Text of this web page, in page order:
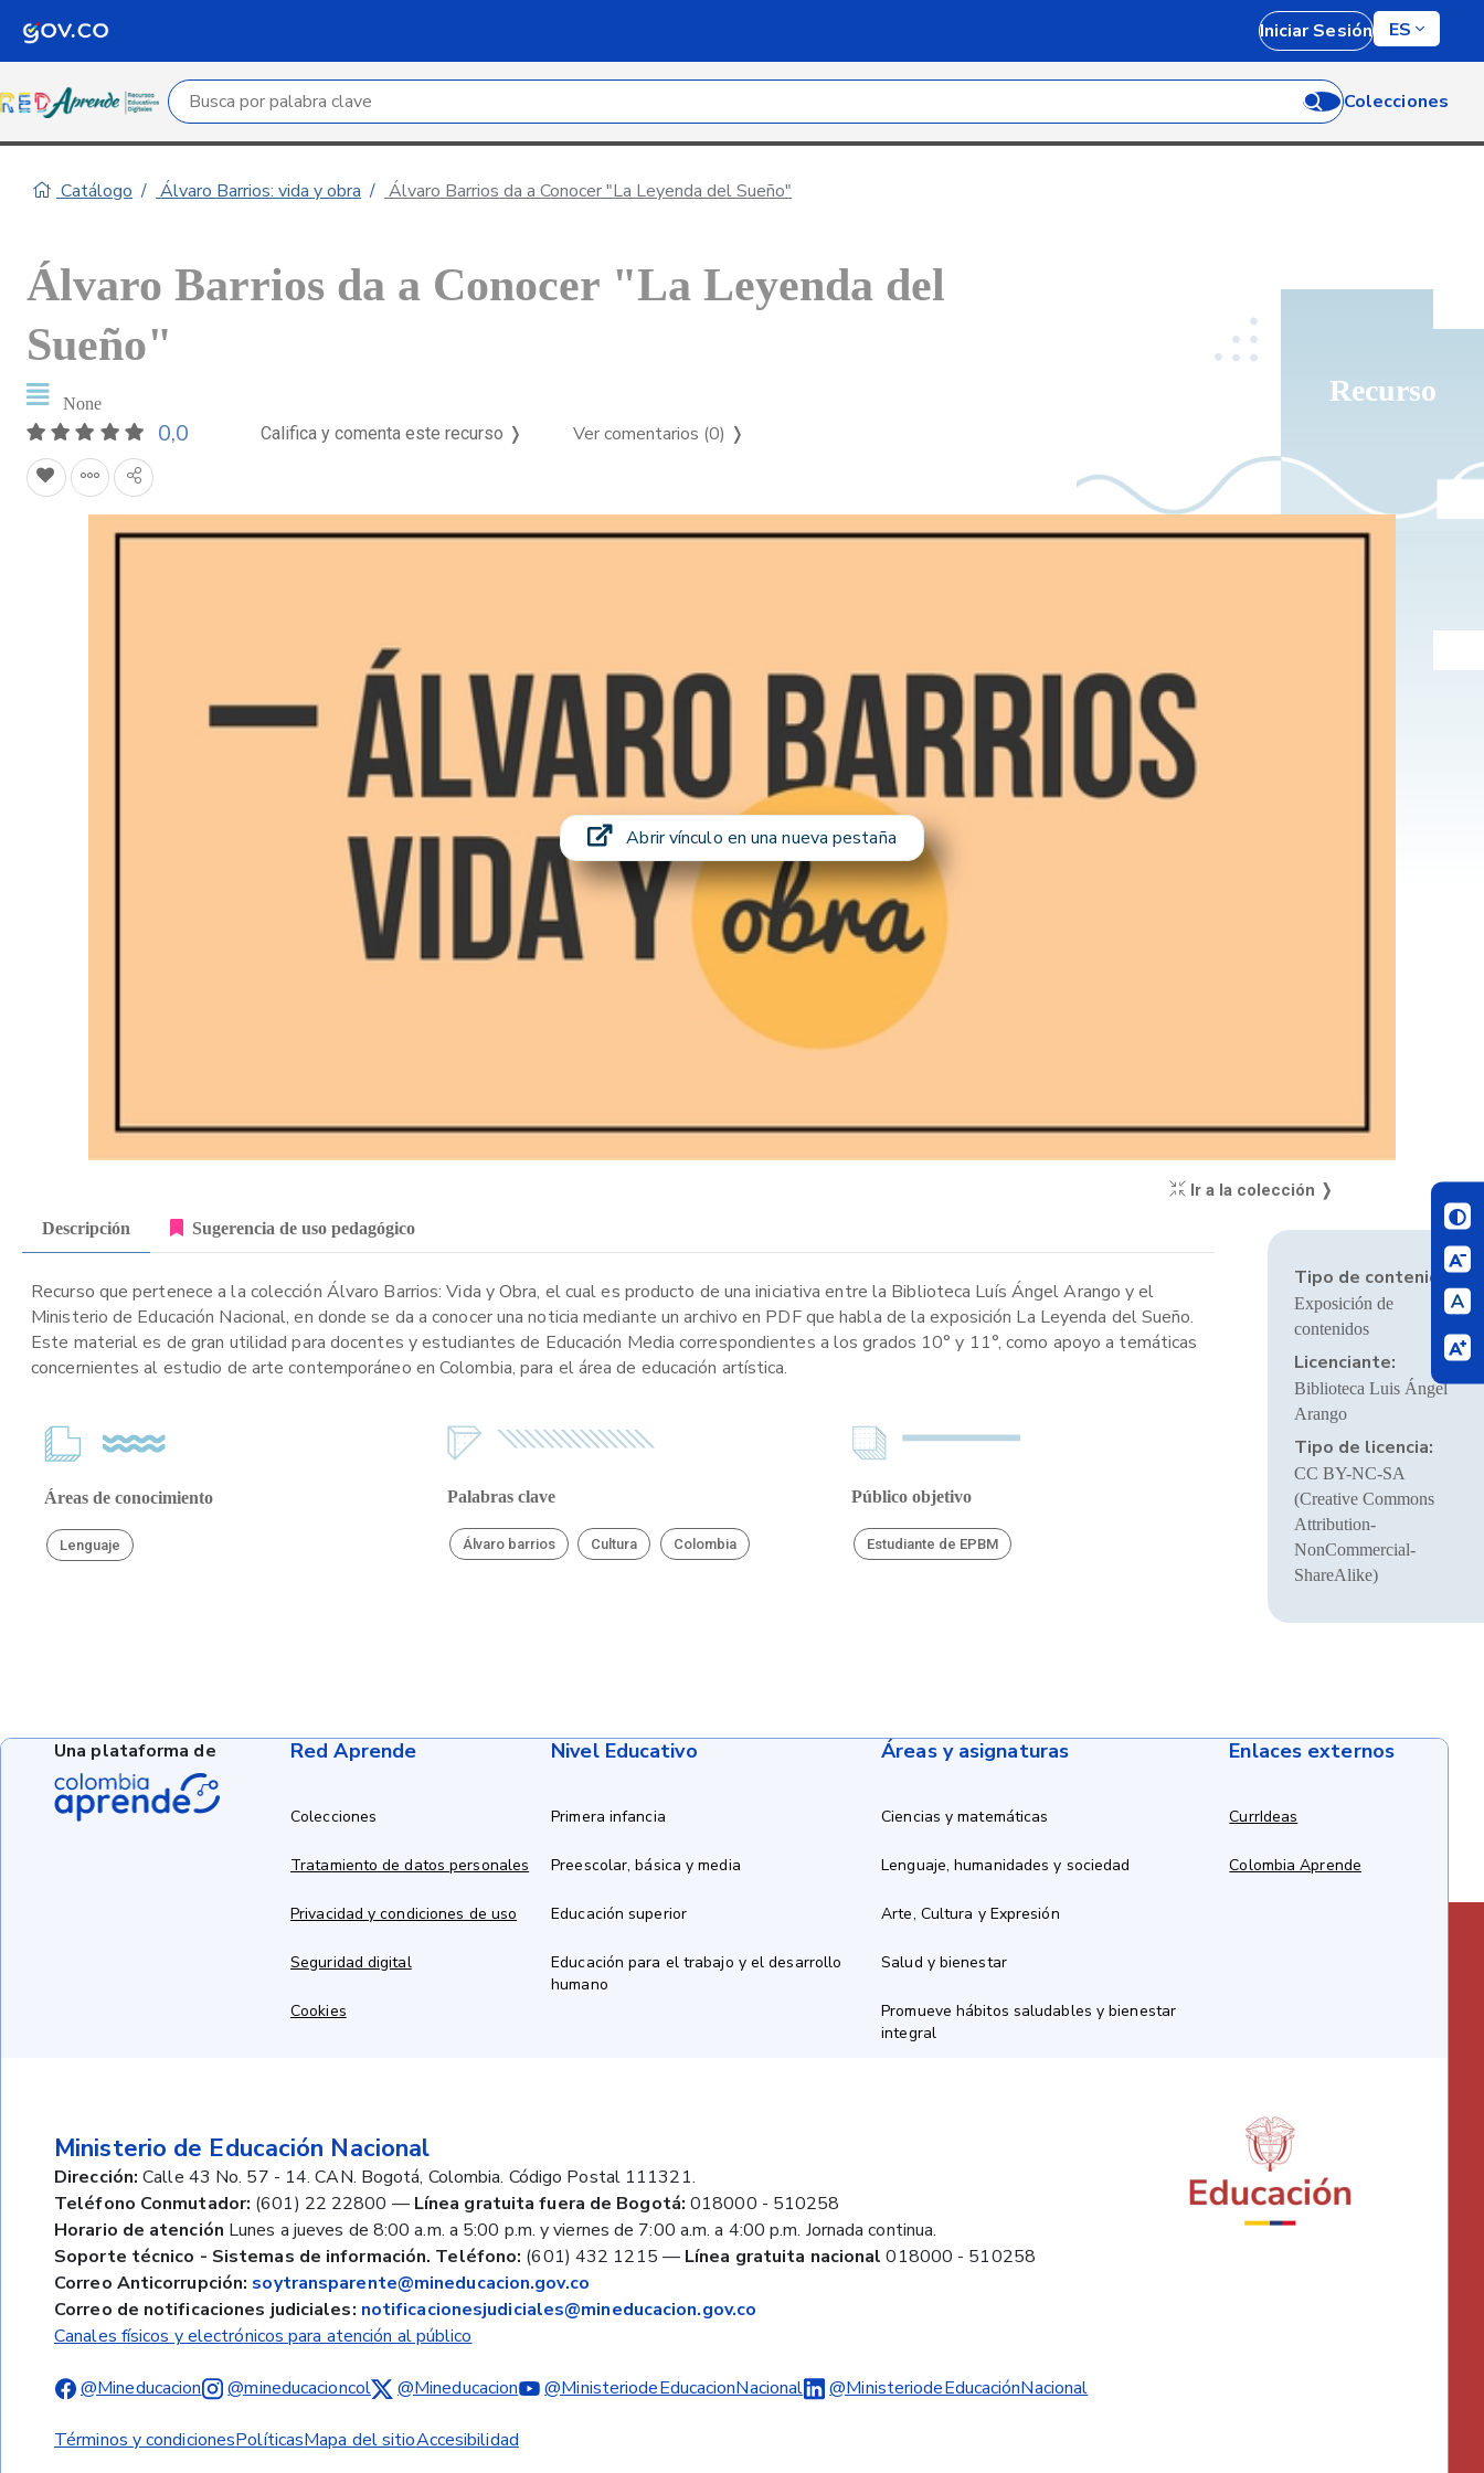
Iniciar Sesión ES
Campo de búsqueda por palabra clave Colecciones
Catálogo Álvaro Barrios: vida y obra Álvaro Barrios da a Conocer "La Leyenda del Sueño"
Recurso
Álvaro Barrios da a Conocer "La Leyenda del
Sueño"
None
0,0 Califica y comenta este recurso ❭ Ver comentarios (0) ❭
Abrir vínculo en una nueva pestaña
Ir a la colección ❭
Descripción Sugerencia de uso pedagógico
Recurso que pertenece a la colección Álvaro Barrios: Vida y Obra, el cual es producto de una iniciativa entre la Biblioteca Luís Ángel Arango y el
Ministerio de Educación Nacional, en donde se da a conocer una noticia mediante un archivo en PDF que habla de la exposición La Leyenda del Sueño.
Este material es de gran utilidad para docentes y estudiantes de Educación Media correspondientes a los grados 10° y 11°, como apoyo a temáticas
concernientes al estudio de arte contemporáneo en Colombia, para el área de educación artística.
Áreas de conocimiento
Lenguaje
Palabras clave
Álvaro barrios Cultura Colombia
Público objetivo
Estudiante de EPBM
Tipo de contenido:
Exposición de
contenidos
Licenciante:
Biblioteca Luis Ángel
Arango
Tipo de licencia:
CC BY-NC-SA
(Creative Commons
Attribution-
NonCommercial-
ShareAlike)
Red Aprende
Colecciones
Tratamiento de datos personales
Privacidad y condiciones de uso
Seguridad digital
Cookies
Nivel Educativo
Primera infancia
Preescolar, básica y media
Educación superior
Educación para el trabajo y el desarrollo
humano
Áreas y asignaturas
Ciencias y matemáticas
Lenguaje, humanidades y sociedad
Arte, Cultura y Expresión
Salud y bienestar
Promueve hábitos saludables y bienestar
integral
Enlaces externos
CurrIdeas
Colombia Aprende
Ministerio de Educación Nacional
Dirección: Calle 43 No. 57 - 14. CAN. Bogotá, Colombia. Código Postal 111321.
Teléfono Conmutador: (601) 22 22800 — Línea gratuita fuera de Bogotá: 018000 - 510258
Horario de atención Lunes a jueves de 8:00 a.m. a 5:00 p.m. y viernes de 7:00 a.m. a 4:00 p.m. Jornada continua.
Soporte técnico - Sistemas de información. Teléfono: (601) 432 1215 — Línea gratuita nacional 018000 - 510258
Correo Anticorrupción: soytransparente@mineducacion.gov.co
Correo de notificaciones judiciales: notificacionesjudiciales@mineducacion.gov.co
Canales físicos y electrónicos para atención al público
@Mineducacion @mineducacioncol @Mineducacion @MinisteriodeEducacionNacional @MinisteriodeEducaciónNacional
Términos y condicionesPolíticasMapa del sitioAccesibilidad
Una plataforma de